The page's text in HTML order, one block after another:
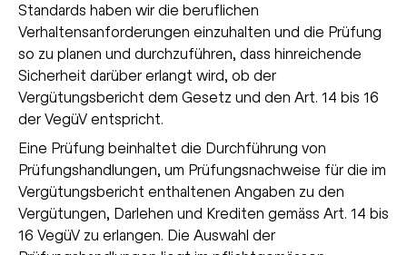
Standards haben wir die beruflichen
Verhaltensanforderungen einzuhalten und die Prüfung
so zu planen und durchzuführen, dass hinreichende
Sicherheit darüber erlangt wird, ob der
Vergütungsbericht dem Gesetz und den Art. 14 bis 16
der VegüV entspricht.
Eine Prüfung beinhaltet die Durchführung von
Prüfungshandlungen, um Prüfungsnachweise für die im
Vergütungsbericht enthaltenen Angaben zu den
Vergütungen, Darlehen und Krediten gemäss Art. 14 bis
16 VegüV zu erlangen. Die Auswahl der